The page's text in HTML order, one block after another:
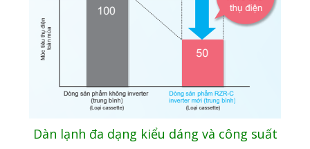
Dàn lạnh đa dạng kiểu dáng và công suất